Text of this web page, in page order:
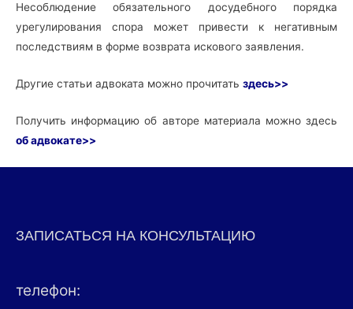
Несоблюдение обязательного досудебного порядка
урегулирования спора может привести к негативным
последствиям в форме возврата искового заявления.
Другие статьи адвоката можно прочитать здесь>>
Получить информацию об авторе материала можно здесь
об адвокате>>
ЗАПИСАТЬСЯ НА КОНСУЛЬТАЦИЮ
телефон: